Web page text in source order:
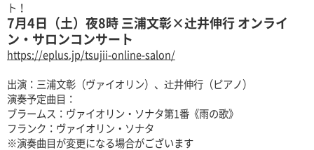
ト！
7月4日（土）夜8時 三浦文彰×辻井伸行 オンライ
ン・サロンコンサート
https://eplus.jp/tsujii-online-salon/
出演：三浦文彰（ヴァイオリン）、辻井伸行（ピアノ）
演奏予定曲目：
ブラームス：ヴァイオリン・ソナタ第1番《雨の歌》
フランク：ヴァイオリン・ソナタ
※演奏曲目が変更になる場合がございます